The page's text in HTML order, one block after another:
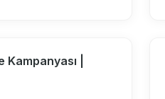
Kampanyası |